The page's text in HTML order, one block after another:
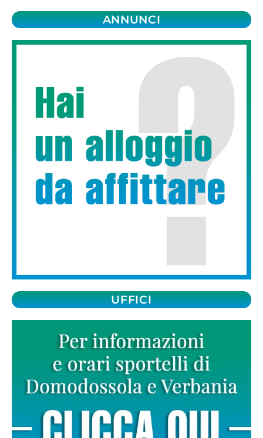
ANNUNCI
UFFICI